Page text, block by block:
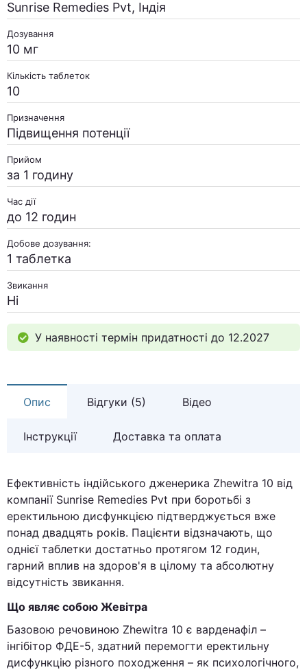
Sunrise Remedies Pvt, Індія
Дозування
10 мг
Кількість таблеток
10
Призначення
Підвищення потенції
Прийом
за 1 годину
Час дії
до 12 годин
Добове дозування:
1 таблетка
Звикання
Ні
У наявності термін придатності до 12.2027
Опис Відгуки (5) Відео
Інструкції Доставка та оплата
Ефективність індійського дженерика Zhewitra 10 від
компанії Sunrise Remedies Pvt при боротьбі з
еректильною дисфункцією підтверджується вже
понад двадцять років. Пацієнти відзначають, що
однієї таблетки достатньо протягом 12 годин,
гарний вплив на здоров'я в цілому та абсолютну
відсутність звикання.
Що являє собою Жевітра
Базовою речовиною Zhewitra 10 є варденафіл –
інгібітор ФДЕ-5, здатний перемогти еректильну
дисфункцію різного походження – як психологічного,